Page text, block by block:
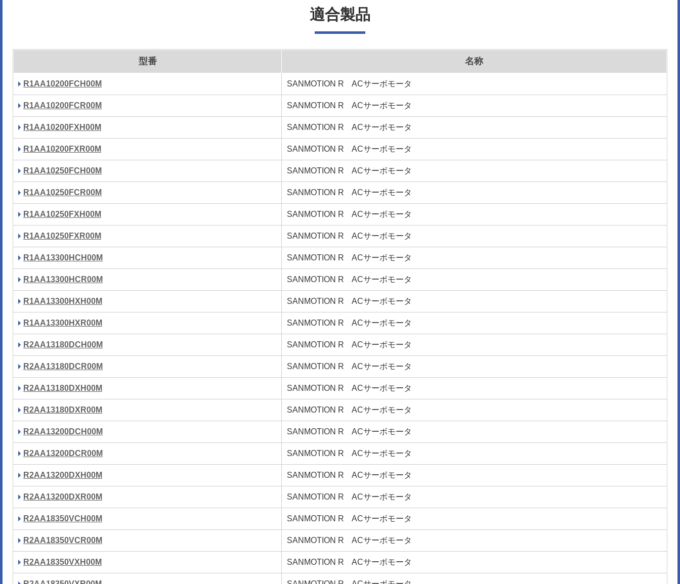
適合製品
型番 名称
R1AA10200FCH00M SANMOTION R ACサーボモータ
R1AA10200FCR00M SANMOTION R ACサーボモータ
R1AA10200FXH00M SANMOTION R ACサーボモータ
R1AA10200FXR00M SANMOTION R ACサーボモータ
R1AA10250FCH00M SANMOTION R ACサーボモータ
R1AA10250FCR00M SANMOTION R ACサーボモータ
R1AA10250FXH00M SANMOTION R ACサーボモータ
R1AA10250FXR00M SANMOTION R ACサーボモータ
R1AA13300HCH00M SANMOTION R ACサーボモータ
R1AA13300HCR00M SANMOTION R ACサーボモータ
R1AA13300HXH00M SANMOTION R ACサーボモータ
R1AA13300HXR00M SANMOTION R ACサーボモータ
R2AA13180DCH00M SANMOTION R ACサーボモータ
R2AA13180DCR00M SANMOTION R ACサーボモータ
R2AA13180DXH00M SANMOTION R ACサーボモータ
R2AA13180DXR00M SANMOTION R ACサーボモータ
R2AA13200DCH00M SANMOTION R ACサーボモータ
R2AA13200DCR00M SANMOTION R ACサーボモータ
R2AA13200DXH00M SANMOTION R ACサーボモータ
R2AA13200DXR00M SANMOTION R ACサーボモータ
R2AA18350VCH00M SANMOTION R ACサーボモータ
R2AA18350VCR00M SANMOTION R ACサーボモータ
R2AA18350VXH00M SANMOTION R ACサーボモータ